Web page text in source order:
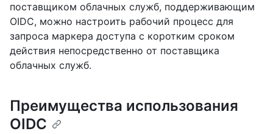
поставщиком облачных служб, поддерживающим
OIDC, можно настроить рабочий процесс для
запроса маркера доступа с коротким сроком
действия непосредственно от поставщика
облачных служб.
Преимущества использования
OIDC